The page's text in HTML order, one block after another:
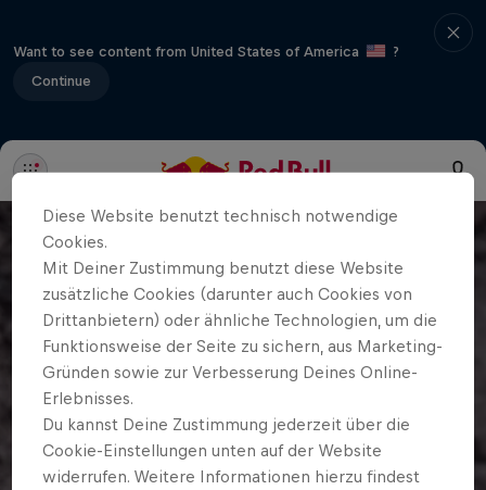
Want to see content from United States of America
?
Continue
Diese Website benutzt technisch notwendige
Cookies.
Mit Deiner Zustimmung benutzt diese Website
zusätzliche Cookies (darunter auch Cookies von
Drittanbietern) oder ähnliche Technologien, um die
Funktionsweise der Seite zu sichern, aus Marketing-
Gründen sowie zur Verbesserung Deines Online-
Erlebnisses.
Du kannst Deine Zustimmung jederzeit über die
Cookie-Einstellungen unten auf der Website
widerrufen. Weitere Informationen hierzu findest